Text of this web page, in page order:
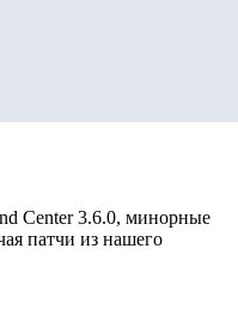
Center 3.6.0, минорные
патчи из нашего